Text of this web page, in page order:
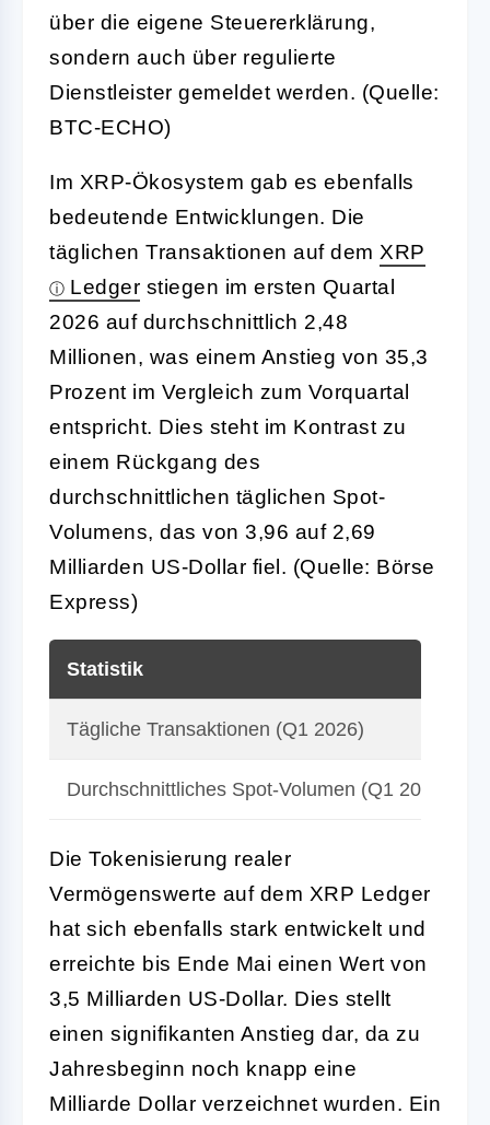
über die eigene Steuererklärung,
sondern auch über regulierte
Dienstleister gemeldet werden. (Quelle:
BTC-ECHO)
Im XRP-Ökosystem gab es ebenfalls
bedeutende Entwicklungen. Die
täglichen Transaktionen auf dem XRP
Ledger stiegen im ersten Quartal
2026 auf durchschnittlich 2,48
Millionen, was einem Anstieg von 35,3
Prozent im Vergleich zum Vorquartal
entspricht. Dies steht im Kontrast zu
einem Rückgang des
durchschnittlichen täglichen Spot-
Volumens, das von 3,96 auf 2,69
Milliarden US-Dollar fiel. (Quelle: Börse
Express)
Statistik
Tägliche Transaktionen (Q1 2026)
Durchschnittliches Spot-Volumen (Q1 2026)
Die Tokenisierung realer
Vermögenswerte auf dem XRP Ledger
hat sich ebenfalls stark entwickelt und
erreichte bis Ende Mai einen Wert von
3,5 Milliarden US-Dollar. Dies stellt
einen signifikanten Anstieg dar, da zu
Jahresbeginn noch knapp eine
Milliarde Dollar verzeichnet wurden. Ein